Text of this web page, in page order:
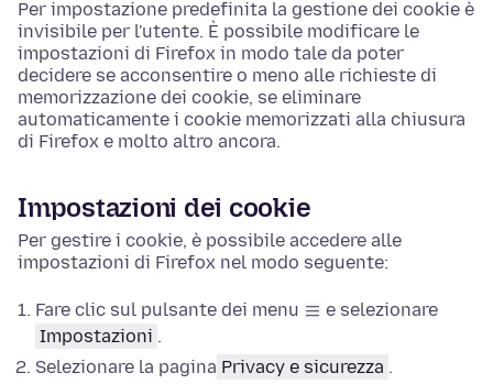
Per impostazione predefinita la gestione dei cookie è
invisibile per l'utente. È possibile modificare le
impostazioni di Firefox in modo tale da poter
decidere se acconsentire o meno alle richieste di
memorizzazione dei cookie, se eliminare
automaticamente i cookie memorizzati alla chiusura
di Firefox e molto altro ancora.
Impostazioni dei cookie
Per gestire i cookie, è possibile accedere alle
impostazioni di Firefox nel modo seguente:
Fare clic sul pulsante dei menu
e selezionare
Impostazioni .
Selezionare la pagina Privacy e sicurezza .